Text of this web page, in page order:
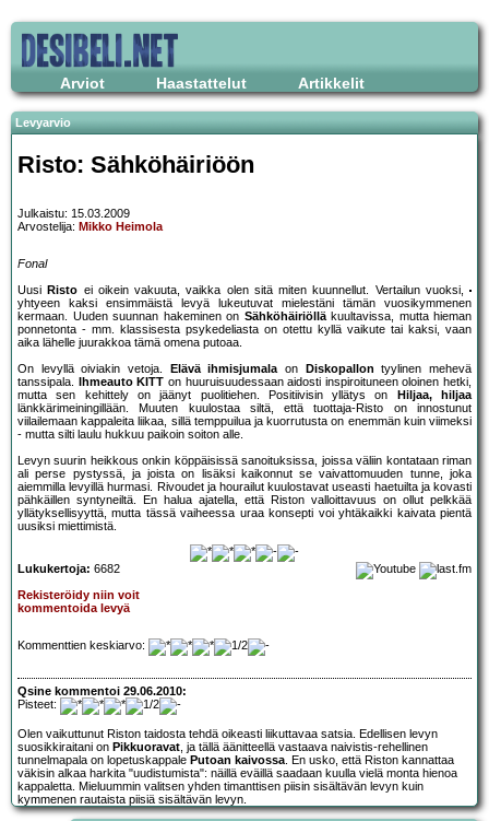
Arviot Haastattelut Artikkelit
Levyarvio
Risto: Sähköhäiriöön
Julkaistu: 15.03.2009
Arvostelija: Mikko Heimola
Fonal
Uusi Risto ei oikein vakuuta, vaikka olen sitä miten kuunnellut. Vertailun vuoksi,
yhtyeen kaksi ensimmäistä levyä lukeutuvat mielestäni tämän vuosikymmenen
kermaan. Uuden suunnan hakeminen on Sähköhäiriölläkuultavissa, mutta hieman
ponnetonta - mm. klassisesta psykedeliasta on otettu kyllä vaikute tai kaksi, vaan
aika lähelle juurakkoa tämä omena putoaa.
On levyllä oiviakin vetoja.
Elävä ihmisjumalaon Diskopallon tyylinen mehevä
tanssipala.
Ihmeauto KITT on huuruisuudessaan aidosti inspiroituneen oloinen hetki,
mutta sen kehittely on jäänyt puolitiehen. Positiivisin yllätys on
Hiljaa, hiljaa
länkkärimeiningillään. Muuten kuulostaa siltä, että tuottaja-Risto on innostunut
viilailemaan kappaleita liikaa, sillä temppuilua ja kuorrutusta on enemmän kuin viimeksi
- mutta silti laulu hukkuu paikoin soiton alle.
Levyn suurin heikkous onkin köppäisissä sanoituksissa, joissa väliin kontataan riman
ali perse pystyssä, ja joista on lisäksi kaikonnut se vaivattomuuden tunne, joka
aiemmilla levyillä hurmasi. Rivoudet ja hourailut kuulostavat useasti haetuilta ja kovasti
pähkäillen syntyneiltä. En halua ajatella, että Riston valloittavuus on ollut pelkkää
yllätyksellisyyttä, mutta tässä vaiheessa uraa konsepti voi yhtäkaikki kaivata pientä
uusiksi miettimistä.
Lukukertoja: 6682
Rekisteröidy niin voit
kommentoida levyä
Kommenttien keskiarvo:
Qsine kommentoi 29.06.2010:
Pisteet:
Olen vaikuttunut Riston taidosta tehdä oikeasti liikuttavaa satsia. Edellisen levyn
suosikkiraitani on Pikkuoravat , ja tällä äänitteellä vastaava naivistis-rehellinen
tunnelmapala on lopetuskappale Putoan kaivossa . En usko, että Riston kannattaa
väkisin alkaa harkita "uudistumista": näillä eväillä saadaan kuulla vielä monta hienoa
kappaletta. Mieluummin valitsen yhden timanttisen piisin sisältävän levyn kuin
kymmenen rautaista piisiä sisältävän levyn.